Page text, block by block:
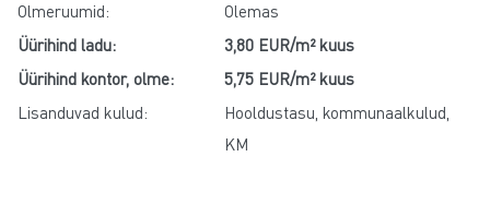
Olmeruumid:
Olemas
Üürihind ladu:
3,80 EUR/m² kuus
Üürihind kontor, olme:
5,75 EUR/m² kuus
Lisanduvad kulud:
Hooldustasu, kommunaalkulud,
KM